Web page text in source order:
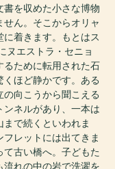
書を収めた小さな博物
ん。そこからオリャ
着きます。もとはス
ヌエストラ・セニョ
るために転用された石
ほど静かです。ある
向こうから聞こえる
ンネルがあり、一本は
で続くといわれま
レットには出てきま
古い橋へ。子どもた
れの中の岩で洗濯を